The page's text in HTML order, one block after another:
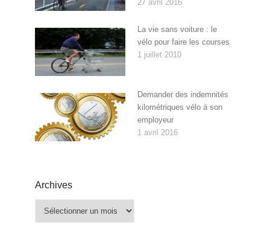
27 avril 2016
La vie sans voiture : le
vélo pour faire les courses
1 juillet 2010
Demander des indemnités
kilométriques vélo à son
employeur
1 avril 2016
Archives
Archives